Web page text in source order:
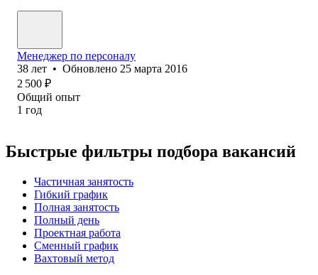
Менеджер по персоналу
38 лет • Обновлено 25 марта 2016
2 500 ₽
Общий опыт
1 год
Быстрые фильтры подбора вакансий
Частичная занятость
Гибкий график
Полная занятость
Полный день
Проектная работа
Сменный график
Вахтовый метод